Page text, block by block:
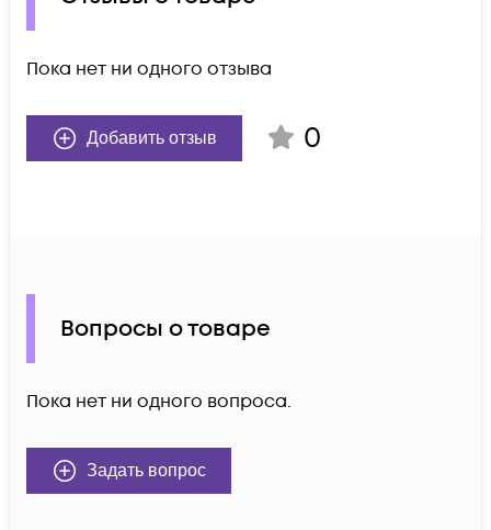
Пока нет ни одного отзыва
Добавить отзыв 0
Вопросы о товаре
Пока нет ни одного вопроса.
Задать вопрос